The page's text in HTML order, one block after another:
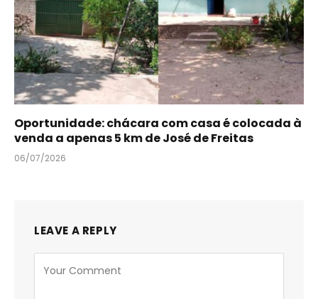
Oportunidade: chácara com casa é colocada à
venda a apenas 5 km de José de Freitas
06/07/2026
LEAVE A REPLY